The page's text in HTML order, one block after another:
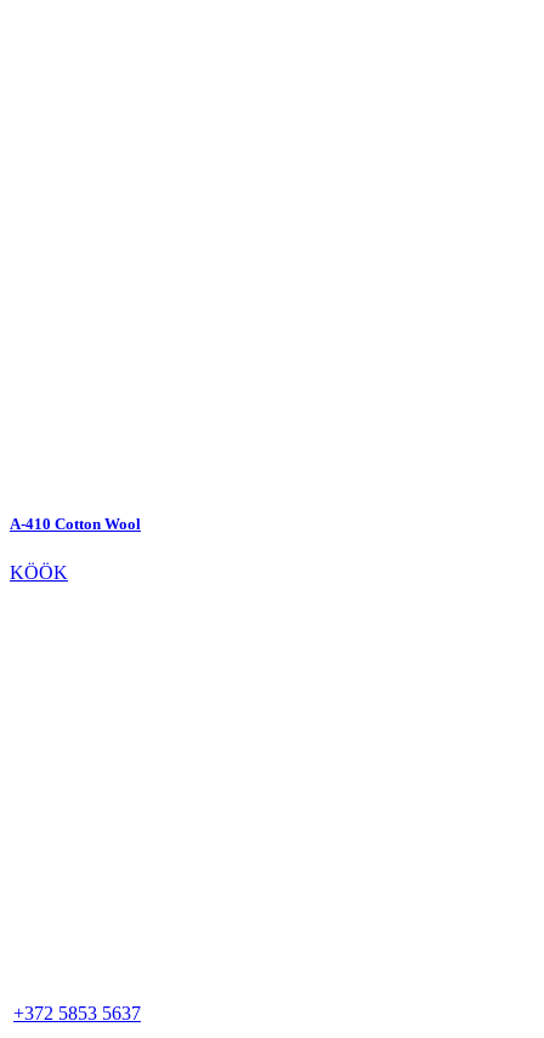
A-410 Cotton Wool
KÖÖK
+372 5853 5637